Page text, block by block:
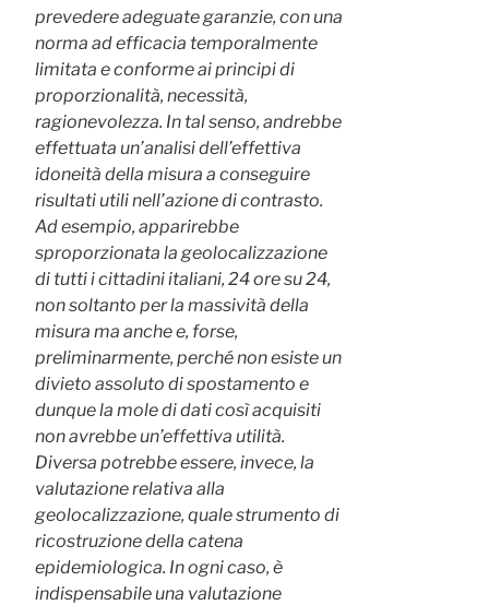
prevedere adeguate garanzie, con una
norma ad efficacia temporalmente
limitata e conforme ai principi di
proporzionalità, necessità,
ragionevolezza. In tal senso, andrebbe
effettuata un’analisi dell’effettiva
idoneità della misura a conseguire
risultati utili nell’azione di contrasto.
Ad esempio, apparirebbe
sproporzionata la geolocalizzazione
di tutti i cittadini italiani, 24 ore su 24,
non soltanto per la massività della
misura ma anche e, forse,
preliminarmente, perché non esiste un
divieto assoluto di spostamento e
dunque la mole di dati così acquisiti
non avrebbe un’effettiva utilità.
Diversa potrebbe essere, invece, la
valutazione relativa alla
geolocalizzazione, quale strumento di
ricostruzione della catena
epidemiologica. In ogni caso, è
indispensabile una valutazione